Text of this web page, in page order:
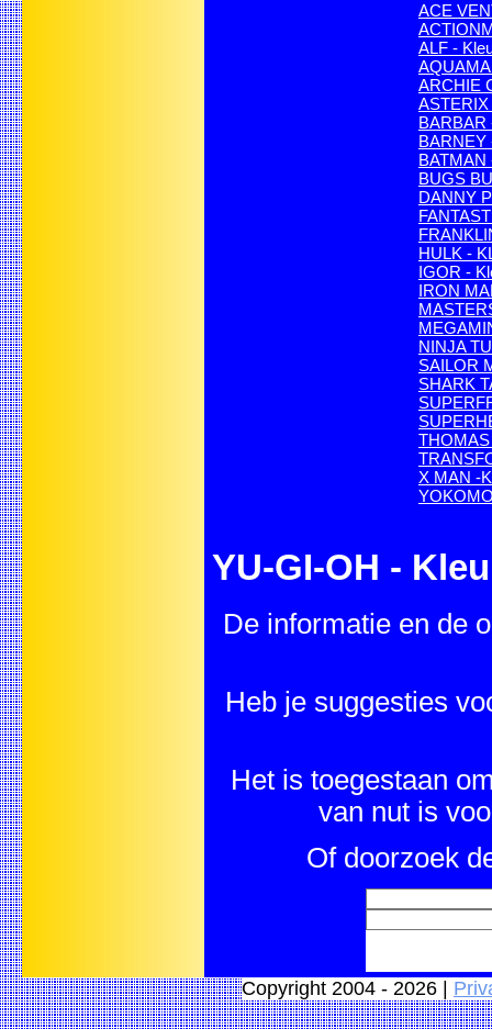
ACE
ALF -
ARCHIE
BARBAR
BARNEY
BATMAN
BUGS
DANNY
HULK -
IGOR -
IRON
NINJA
SAILOR
SHARK
X MAN -
YU-GI-OH -
De informatie en de
Heb je suggesties
Het is toegestaan
van nut is
Of doorzoek
Copyright 2004 - 2026 |